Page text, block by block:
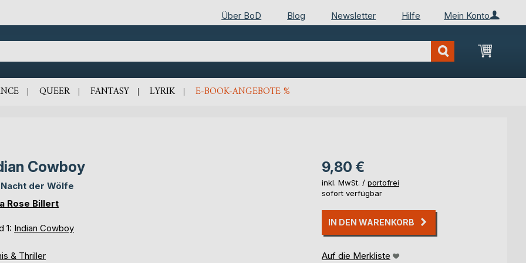
Mein Konto
Über BoD Blog Newsletter Hilfe
Mein
QUEER FANTASY LYRIK E-BOOK-ANGEBOTE %
Cowboy
der Wölfe
Rose Billert
1: Indian Cowboy
& Thriller
9,80 €
inkl. MwSt. / portofrei
sofort verfügbar
IN DEN WARENKORB
Auf die Merkliste